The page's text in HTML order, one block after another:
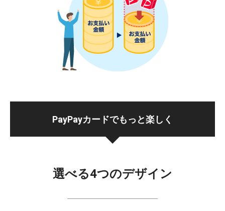
PayPayカードでもっと楽しく
選べる4つのデザイン